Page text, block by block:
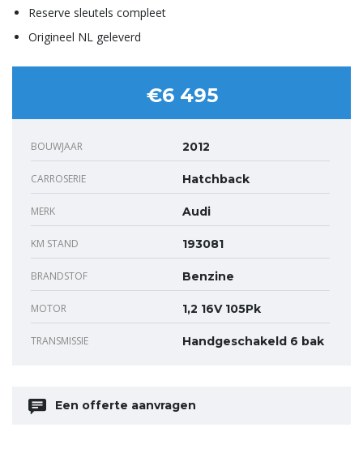
Reserve sleutels compleet
Origineel NL geleverd
€6 495
BOUWJAAR 2012
CARROSERIE Hatchback
MERK Audi
KM STAND 193081
BRANDSTOF Benzine
MOTOR 1,2 16V 105Pk
TRANSMISSIE Handgeschakeld 6 bak
Een offerte aanvragen